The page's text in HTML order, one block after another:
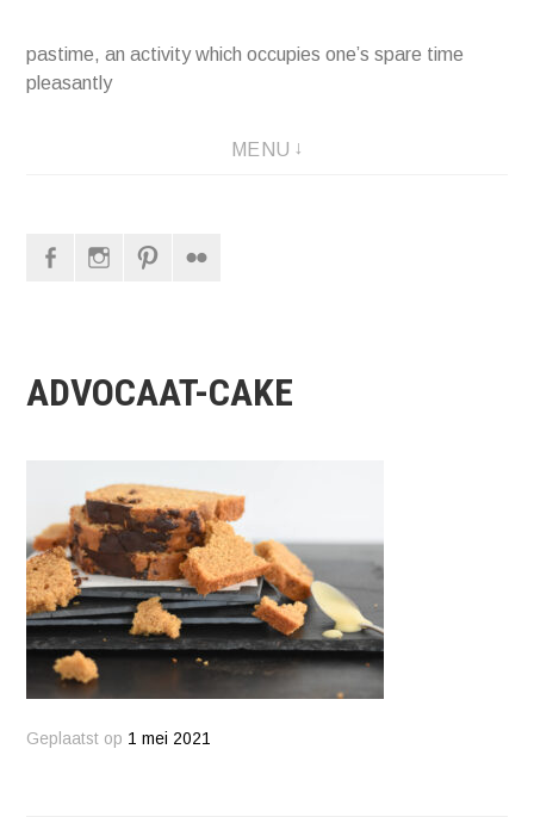
pastime, an activity which occupies one’s spare time
pleasantly
MENU
FacebookInstagram
ADVOCAAT-CAKE
Geplaatst op 1 mei 2021